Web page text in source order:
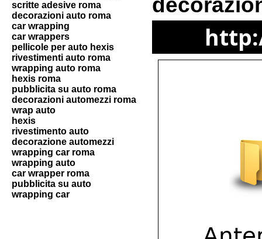
scritte adesive roma
decorazioni auto roma
car wrapping
car wrappers
pellicole per auto hexis
rivestimenti auto roma
wrapping auto roma
hexis roma
pubblicita su auto roma
decorazioni automezzi roma
wrap auto
hexis
rivestimento auto
decorazione automezzi
wrapping car roma
wrapping auto
car wrapper roma
pubblicita su auto
wrapping car